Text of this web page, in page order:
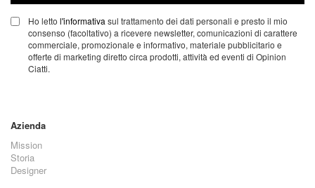
Ho letto l'informativa sul trattamento dei dati personali e presto il mio
consenso (facoltativo) a ricevere newsletter, comunicazioni di carattere
commerciale, promozionale e informativo, materiale pubblicitario e
offerte di marketing diretto circa prodotti, attività ed eventi di Opinion
Ciatti.
Azienda
Mission
Storia
Designer